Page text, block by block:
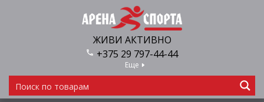
ЖИВИ АКТИВНО
+375 29 797-44-44
Еще